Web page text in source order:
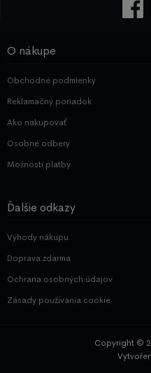
O nákupe
Obchodné podmienky
Reklamačný poriadok
Ako nakupovať
Osobné odbery
Možnosti platby
Ďalšie odkazy
Výhody nákupu
Doprava zdarma
Ochrana osobných údajov
Zásady používania cookie
Copyright ©